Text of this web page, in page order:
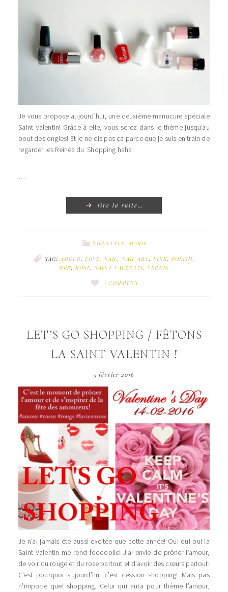
Je vous propose aujourd’hui, une deuxième manucure spéciale
Saint Valentin! Grâce à elle, vous serez dans le thème jusqu’au
bout des ongles! Et je ne dis pas ça parce que je suis en train de
regarder les Reines du Shopping haha
…
lire la suite…
LIFESTYLE, MARIE
TAG: AMOUR LOVE NAIL NAIL ART PINK POLISH
RED
ROSE, SAINT VALENTIN, VERNIS
1 COMMENT
LET’S GO SHOPPING / FÊTONS
LA SAINT VALENTIN !
5 février 2016
Je n’ai jamais été aussi excitée que cette année! Oui oui oui la
Saint Valentin me rend fooooolle! J’ai envie de prôner l’amour,
de voir du rouge et du rose partout et d’avoir des cœurs partout!
C’est pourquoi aujourd’hui c’est cession shopping! Mais pas
n’importe quel shopping. Celui qui aura pour thème l’amour,